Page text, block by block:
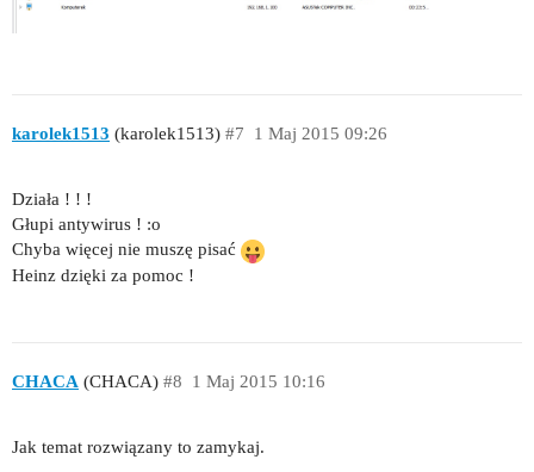
karolek1513 (karolek1513) 1 Maj 2015 09:26
#7
Działa ! ! !
Głupi antywirus ! :o
Chyba więcej nie muszę pisać
Heinz dzięki za pomoc !
CHACA (CHACA) 1 Maj 2015 10:16
#8
Jak temat rozwiązany to zamykaj.